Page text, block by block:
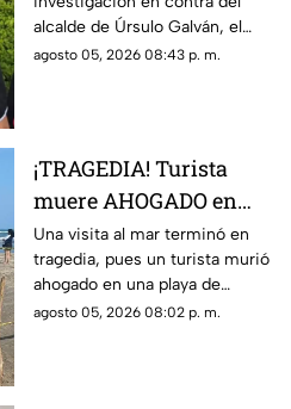
investigación en su
contra ¿De qué lo
acusan?
alcalde de Úrsulo Galván, el
Congreso de Veracruz le quitó
agosto 05, 2026 08:43 p. m.
¡TRAGEDIA! Turista
muere AHOGADO en
PLAYA de Veracruz;
esto se sabe
Una visita al mar terminó en
tragedia, pues un turista murió
ahogado en una playa de
Veracruz, lo que movilizó a
agosto 05, 2026 08:02 p. m.